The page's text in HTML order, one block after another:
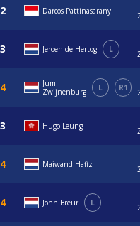
Darcos Pattinasarany
Jeroen de Hertog L
Jum
Zwijnenburg
L R1
Hugo Leung
Maiwand Hafiz
John Breur L